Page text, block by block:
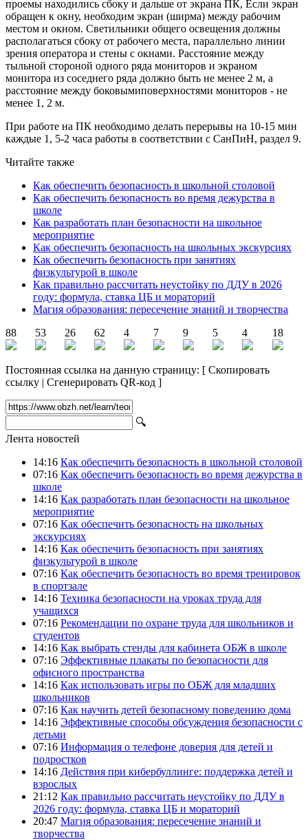
проемы находились сбоку и дальше от экрана ПК, Если экран
обращен к окну, необходим экран (ширма) между рабочим
местом и окном. Светильники общего освещения должны
располагаться сбоку от рабочего места, параллельно линии
зрения оператора и стены с окнами. Расстояние между
тыльной стороной одного ряда мониторов и экраном
монитора из соседнего ряда должно быть не менее 2 м, а
расстояние между боковымиповерхностями мониторов - не
менее 1, 2 м.
При работе на ПК необходимо делать перерывы на 10-15 мин
каждые 1, 5-2 часа работы в соответствии с СанПиН, раздел 9.
Читайте также
Как обеспечить безопасность в школьной столовой
Как обеспечить безопасность во время дежурства в
школе
Как разработать план безопасности на школьное
мероприятие
Как обеспечить безопасность на школьных экскурсиях
Как обеспечить безопасность при занятиях
физкультурой в школе
Как правильно рассчитать неустойку по ДДУ в 2026
году: формула, ставка ЦБ и мораторий
Магия образования: пересечение знаний и творчества
88
53 26 62 4 7 9 5 4 18
Постоянная ссылка на данную страницу: [ Скопировать
ссылку | Сгенерировать QR-код ]
🔍
Лента новостей
14:16 Как обеспечить безопасность в школьной столовой
07:16 Как обеспечить безопасность во время дежурства в
школе
14:16 Как разработать план безопасности на школьное
мероприятие
07:16 Как обеспечить безопасность на школьных
экскурсиях
14:16 Как обеспечить безопасность при занятиях
физкультурой в школе
07:16 Как обеспечить безопасность во время тренировок
в спортзале
14:16 Техника безопасности на уроках труда для
учащихся
07:16 Рекомендации по охране труда для школьников и
студентов
14:16 Как выбрать стенды для кабинета ОБЖ в школе
07:16 Эффективные плакаты по безопасности для
офисного пространства
14:16 Как использовать игры по ОБЖ для младших
школьников
07:16 Как научить детей безопасному поведению дома
14:16 Эффективные способы обсуждения безопасности с
детьми
07:16 Информация о телефоне доверия для детей и
подростков
14:16 Действия при кибербуллинге: поддержка детей и
взрослых
21:12 Как правильно рассчитать неустойку по ДДУ в
2026 году: формула, ставка ЦБ и мораторий
20:47 Магия образования: пересечение знаний и
творчества